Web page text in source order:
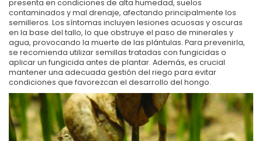
presenta en condiciones de alta humedad, suelos
contaminados y mal drenaje, afectando principalmente los
semilleros. Los síntomas incluyen lesiones acuosas y oscuras
en la base del tallo, lo que obstruye el paso de minerales y
agua, provocando la muerte de las plántulas. Para prevenirla,
se recomienda utilizar semillas tratadas con fungicidas o
aplicar un fungicida antes de plantar. Además, es crucial
mantener una adecuada gestión del riego para evitar
condiciones que favorezcan el desarrollo del hongo.